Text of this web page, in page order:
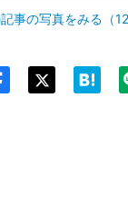
事の写真をみる（12